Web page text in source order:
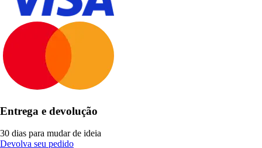
Entrega e devolução
30 dias para mudar de ideia
Devolva seu pedido